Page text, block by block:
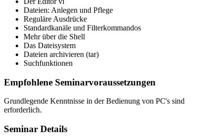
Dateien: Anlegen und Pflege
Reguläre Ausdrücke
Standardkanäle und Filterkommandos
Mehr über die Shell
Das Dateisystem
Dateien archivieren (tar)
Suchfunktionen
Empfohlene Seminarvoraussetzungen
Grundlegende Kenntnisse in der Bedienung von PC's sind
erforderlich.
Seminar Details